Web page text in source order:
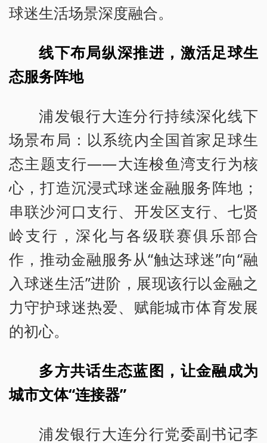
球迷生活场景深度融合。
线下布局纵深推进，激活足球生
态服务阵地
浦发银行大连分行持续深化线下
场景布局：以系统内全国首家足球生
态主题支行——大连梭鱼湾支行为核
心，打造沉浸式球迷金融服务阵地；
串联沙河口支行、开发区支行、七贤
岭支行，深化与各级联赛俱乐部合
作，推动金融服务从“触达球迷”向“融
入球迷生活”进阶，展现该行以金融之
力守护球迷热爱、赋能城市体育发展
的初心。
多方共话生态蓝图，让金融成为
城市文体“连接器”
浦发银行大连分行党委副书记李